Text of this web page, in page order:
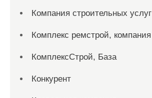
Компания строительных услуг
Комплекс ремстрой, компания
КомплексСтрой, База
Конкурент